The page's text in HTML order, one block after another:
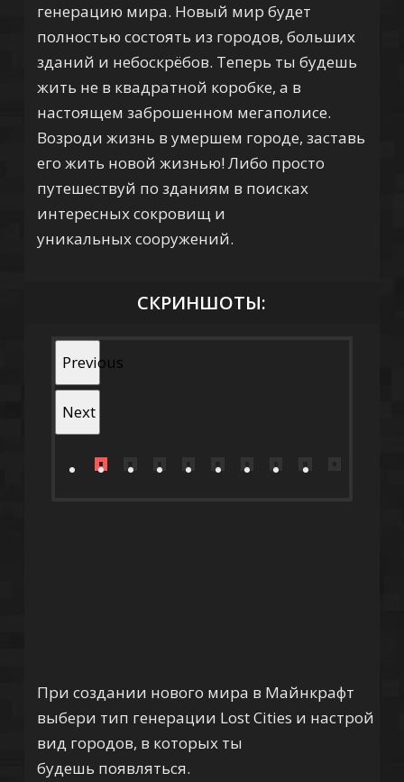
генерацию мира. Новый мир будет
полностью состоять из городов, больших
зданий и небоскрёбов. Теперь ты будешь
жить не в квадратной коробке, а в
настоящем заброшенном мегаполисе.
Возроди жизнь в умершем городе, заставь
его жить новой жизнью! Либо просто
путешествуй по зданиям в поисках
интересных сокровищ и
уникальных сооружений.
СКРИНШОТЫ:
Previous
Next
При создании нового мира в Майнкрафт
выбери тип генерации Lost Cities и настрой
вид городов, в которых ты
будешь появляться.